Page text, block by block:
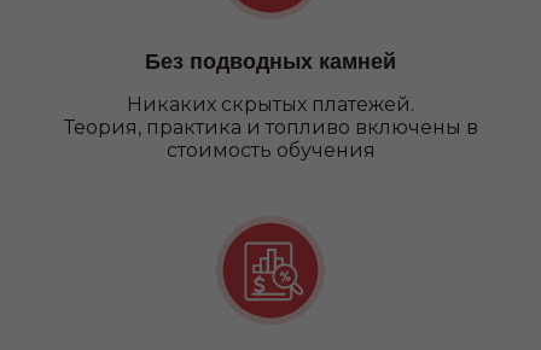
Без подводных камней
Никаких скрытых платежей.
Теория, практика и топливо включены в
стоимость обучения